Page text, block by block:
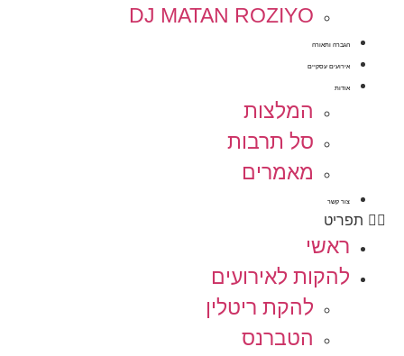
DJ MATAN ROZIYO
הגברה ותאורה
אירועים עסקיים
אודות
המלצות
סל תרבות
מאמרים
צור קשר
תפריט
ראשי
להקות לאירועים
להקת ריטלין
הטברנס